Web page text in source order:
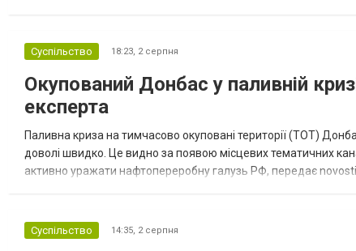
Суспільство 18:23, 2 серпня
Окупований Донбас у паливній
експерта
Паливна криза на тимчасово окуповані території (ТОТ)
доволі швидко. Це видно за появою місцевих тематичних
активно уражати нафтопереробну галузь РФ, передає
Суспільство 14:35, 2 серпня